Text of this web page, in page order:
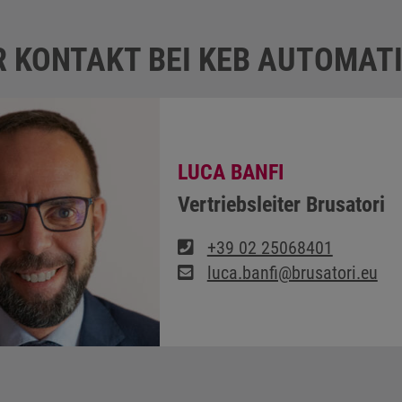
KONTAKT BEI KEB
LUCA BANFI
Vertriebsleiter Brusatori
+39 02 25068401
luca.banfi@brusatori.eu